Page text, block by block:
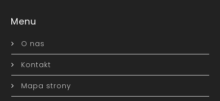
Menu
O nas
Kontakt
Mapa strony